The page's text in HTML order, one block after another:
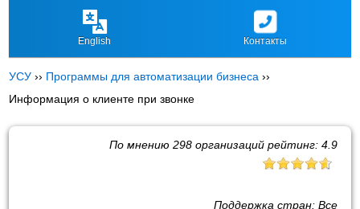
English Контакты
УСУ ›› Программы для автоматизации бизнеса ››
Информация о клиенте при звонке
По мнению 298организаций рейтинг: 4.9
Поддержка стран: Все